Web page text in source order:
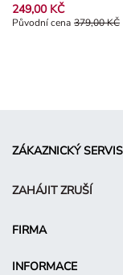
249,00 KČ
Původní cena 379,00
Původní cena 379,00 KČ
ZÁKAZNICKÝ SERVIS
ZAHÁJIT ZRUŠÍ
FIRMA
INFORMACE